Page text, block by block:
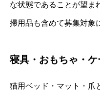
な状態であることが望ま
掃用品も含めて募集対象
寝具・おもちゃ・
猫用ベッド・マット・爪